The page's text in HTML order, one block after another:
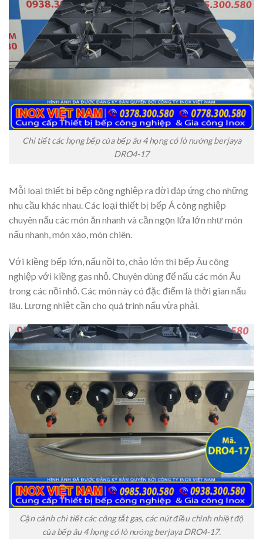
Chi tiết các họng bếp của bếp âu 4 họng có lò nướng berjaya
DRO4-17
Mỗi loại thiết bị bếp công nghiệp ra đời đáp ứng cho những
nhu cầu khác nhau. Các loại thiết bị bếp Á công nghiệp
chuyên nấu các món ăn nhanh và cần ngọn lửa lớn như món
nấu nhanh, món xào, món chiên.
Với kiềng bếp lớn, nấu nồi to, chảo lớn thì bếp Âu công
nghiệp với kiềng gas nhỏ. Chuyên dùng để nấu các món Âu
trong các nồi nhỏ. Các món này có đặc điểm là thời gian nấu
lâu. Lượng nhiệt cần cho quá trình nấu vừa phải.
Cận cảnh chi tiết các công tắt gas, các nút điều chỉnh nhiệt độ
của bếp âu 4 họng có lò nướng berjaya DRO4-17.